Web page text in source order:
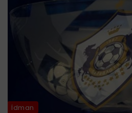
İdman